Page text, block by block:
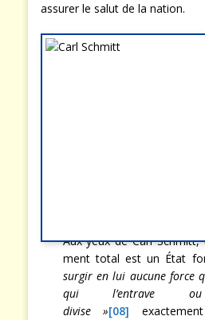
assurer le salut de la nation.
Aux yeux de Carl
ment total est un État
surgir en lui aucune force
qui l’entrave
divise »[08]